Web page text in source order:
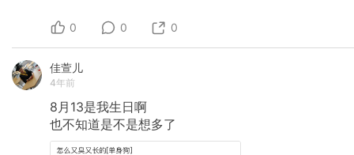
0 0 0
佳萱儿
4年前
8月13是我生日啊
也不知道是不是想多了